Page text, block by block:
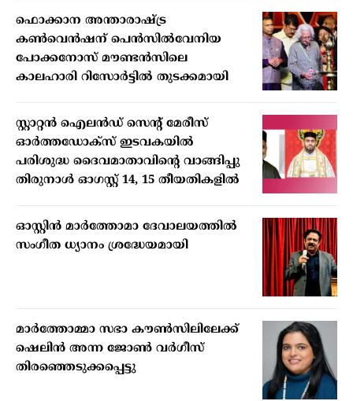
ഫൊക്കാന അന്താരാഷ്ട്ര
കൺവെൻഷന് പെൻസിൽവേനിയ
പോക്കനോസ് മൗണ്ടൻസിലെ
കാലഹാരി റിസോർട്ടിൽ തുടക്കമായി
സ്റ്റാറ്റന്‍ ഐലന്‍ഡ് സെന്റ് മേരീസ്
ഓര്‍ത്തഡോക്‌സ് ഇടവകയില്‍
പരിശുദ്ധ ദൈവമാതാവിന്റെ വാങ്ങിപ്പു
തിരുനാള്‍ ഓഗസ്റ്റ് 14, 15 തീയതികളില്‍
ഓസ്റ്റിൻ മാർത്തോമാ ദേവാലയത്തിൽ
സംഗീത ധ്യാനം ശ്രദ്ധേയമായി
മാര്‍ത്തോമ്മാ സഭാ കൗണ്‍സിലിലേക്ക്
ഷെലിന്‍ അന്ന ജോണ്‍ വര്‍ഗീസ്
തിരഞ്ഞെടുക്കപ്പെട്ടു